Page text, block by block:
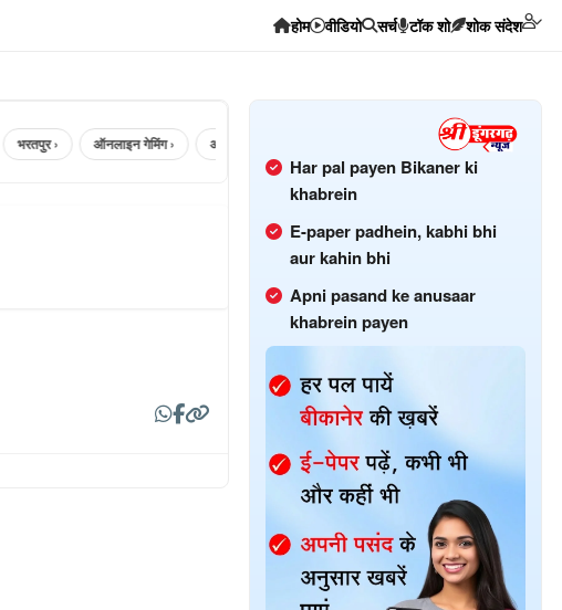
होम वीडियो सर्च टॉक शो शोक संदेश
भरतपुर › ऑनलाइन गेमिंग › अलवर › hanumangarh ›
Har pal payen Bikaner ki
khabrein
E-paper padhein, kabhi bhi
aur kahin bhi
Apni pasand ke anusaar
khabrein payen